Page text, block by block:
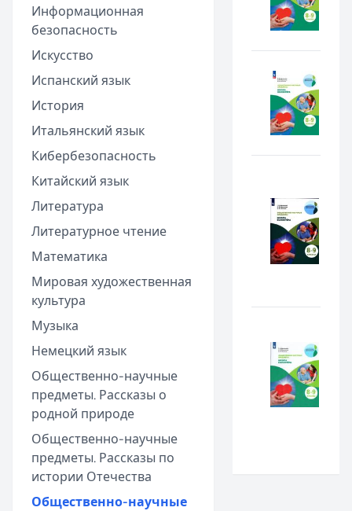
Информационная
безопасность
Искусство
Испанский язык
История
Итальянский язык
Кибербезопасность
Китайский язык
Литература
Литературное чтение
Математика
Мировая художественная
культура
Музыка
Немецкий язык
Общественно-научные
предметы. Рассказы о
родной природе
Общественно-научные
предметы. Рассказы по
истории Отечества
Общественно-научные